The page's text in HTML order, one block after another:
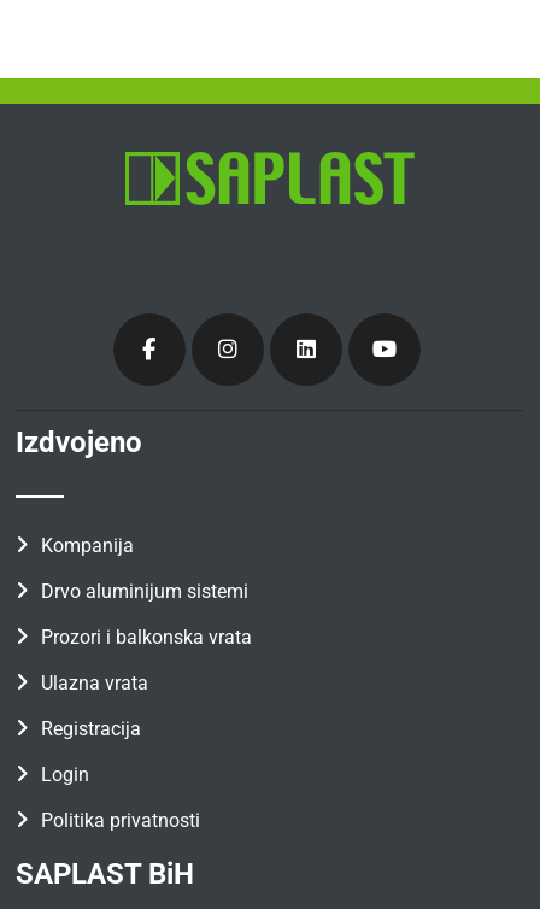
Izdvojeno
Kompanija
Drvo aluminijum sistemi
Prozori i balkonska vrata
Ulazna vrata
Registracija
Login
Politika privatnosti
SAPLAST BiH